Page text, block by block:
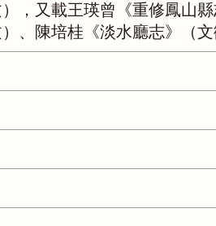
，又載王瑛曾《重修鳳山
、陳培桂《淡水廳志》（文